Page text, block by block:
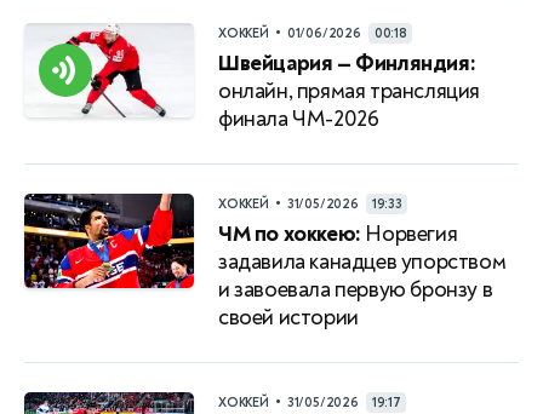
ХОККЕЙ • 01/06/2026 00:18
Швейцария — Финляндия:
онлайн, прямая трансляция
финала ЧМ-2026
ХОККЕЙ • 31/05/2026 19:33
ЧМ по хоккею: Норвегия
задавила канадцев упорством
и завоевала первую бронзу в
своей истории
ХОККЕЙ • 31/05/2026 19:17